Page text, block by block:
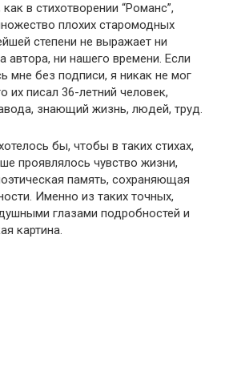
в стихотворении “Романс”,
плохих старомодных
степени не выражает ни
автора, ни нашего времени. Если
мне без подписи, я никак не мог
их писал 36-летний человек,
знающий жизнь, людей, труд.
бы, чтобы в таких стихах,
проявлялось чувство жизни,
память, сохраняющая
Именно из таких точных,
глазами подробностей и
картина.